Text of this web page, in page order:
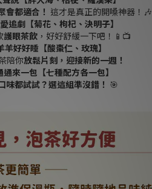
會都適合！ 這才是真正的開嗓神器！🎶
劇【菊花、枸杞、決明子】
護眼茶飲，好好舒緩一下吧！📱📺
好好睡【酸棗仁、玫瑰】
陪你放鬆片刻，迎接新的一週！
來一包【七種配方各一包】
味都試試？選這組準沒錯！ 🎯